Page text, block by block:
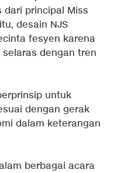
principal Miss
desain NJS
fesyen karena
dengan tren
untuk
dengan gerak
dalam keterangan
berbagai acara